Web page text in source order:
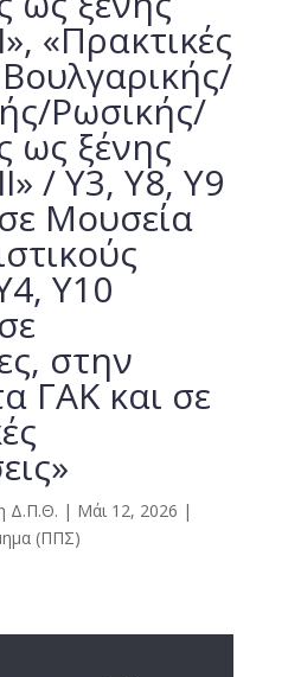
«Πρακτικές
Ρωσικής/
ως ξένης
/ Y3, Υ8, Y9
Μουσεία
Υ10
στην
ΓΑΚ και σε
Δ.Π.Θ. | Μάι 12, 2026 |
(ΠΠΣ)